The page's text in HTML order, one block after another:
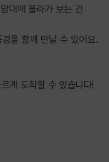
대에 올라가 보는 건
을 함께 만날 수 있어요.
게 도착할 수 있습니다!